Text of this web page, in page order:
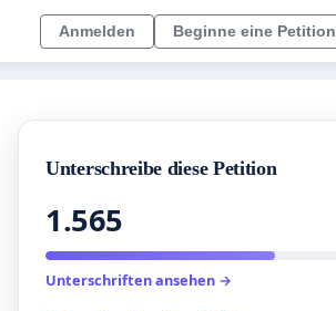
Anmelden Beginne eine Petition
Unterschreibe diese Petition
1.565
Unterschriften ansehen →